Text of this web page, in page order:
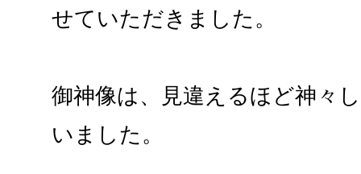
せていただきました。
御神像は、見違えるほど神々
いました。